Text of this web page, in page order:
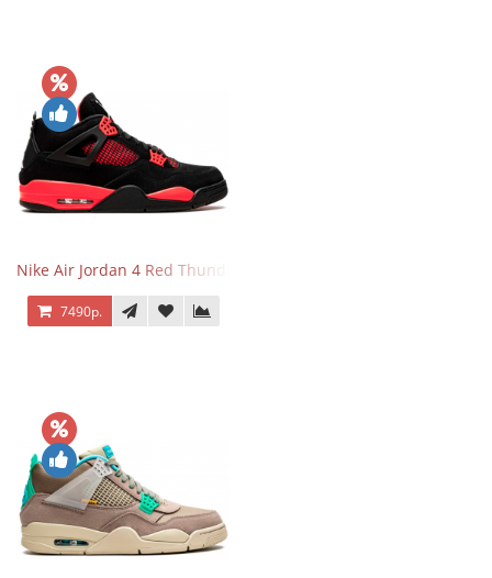
Nike Air Jordan 4 Red Thunder
7490р.